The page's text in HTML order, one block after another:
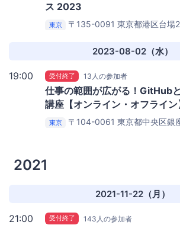
ス 2023
東京
〒135-0091 東京都港区台場
docomo R&D OPEN LAB ODAIBA
2023-08-02（水）
19:00 受付終了 13人の参加者
仕事の範囲が広がる！GitHub
講座【オンライン・オフライン
東京
〒104-0061 東京都中央区銀
2021
2021-11-22（月）
21:00 受付終了 143人の参加者